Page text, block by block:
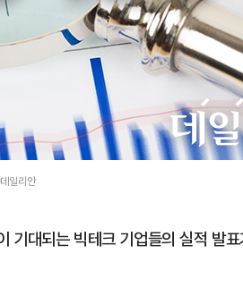
일리안
기대되는 빅테크 기업들의 실적 발